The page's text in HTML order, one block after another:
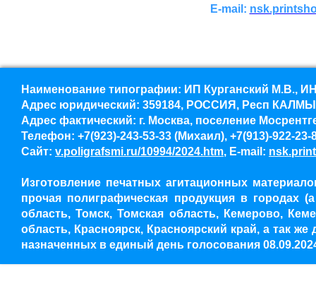
E-mail :
Наименование типографии: ИП Курганский М.В.,
Адрес юридический: 359184, РОССИЯ, Респ
Адрес фактический: г. Москва, поселение
Телефон: +7(923)-243-53-33 (Михаил), +7(913)-922-23-
Сайт: v.poligrafsmi.ru/10994/2024.htm, E-mail:
Изготовление печатных агитационных
прочая полиграфическая продукция в городах
область, Томск, Томская область, Кемерово,
область, Красноярск, Красноярский край, а так
назначенных в единый день голосования